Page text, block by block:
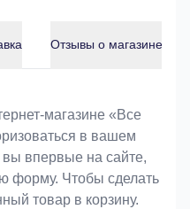
Отзывы о магазине
магазине «Bce
в вашем
вы впервые на сайте,
форму. Чтобы сделать
товар в корзину.